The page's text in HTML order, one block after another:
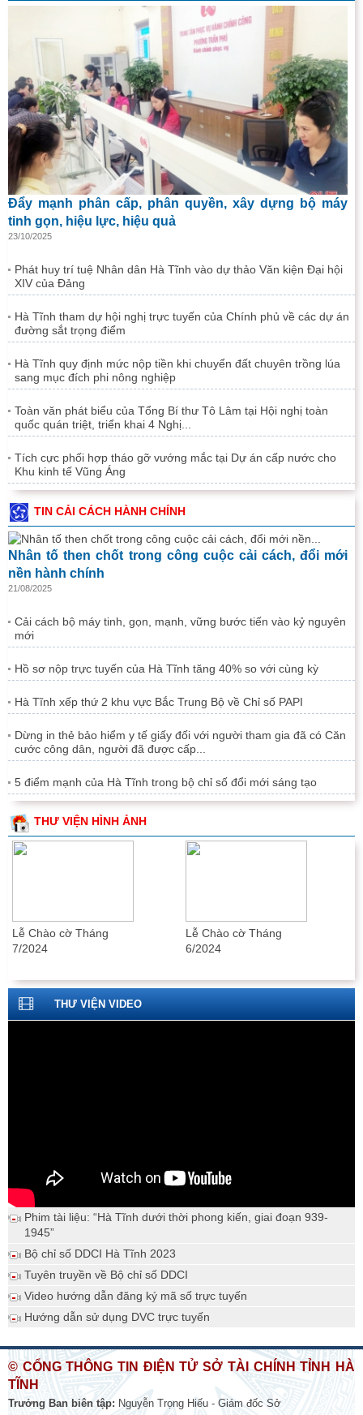
Đẩy mạnh phân cấp, phân quyền, xây dựng bộ máy
tinh gọn, hiệu lực, hiệu quả
23/10/2025
Phát huy trí tuệ Nhân dân Hà Tĩnh vào dự thảo Văn kiện Đại hội
XIV của Đảng
Hà Tĩnh tham dự hội nghị trực tuyến của Chính phủ về các dự án
đường sắt trọng điểm
Hà Tĩnh quy định mức nộp tiền khi chuyển đất chuyên trồng lúa
sang mục đích phi nông nghiệp
Toàn văn phát biểu của Tổng Bí thư Tô Lâm tại Hội nghị toàn
quốc quán triệt, triển khai 4 Nghị...
Tích cực phối hợp tháo gỡ vướng mắc tại Dự án cấp nước cho
Khu kinh tế Vũng Áng
TIN CẢI CÁCH HÀNH CHÍNH
Nhân tố then chốt trong công cuộc cải cách, đổi mới
nền hành chính
21/08/2025
Cải cách bộ máy tinh, gọn, mạnh, vững bước tiến vào kỷ nguyên
mới
Hồ sơ nộp trực tuyến của Hà Tĩnh tăng 40% so với cùng kỳ
Hà Tĩnh xếp thứ 2 khu vực Bắc Trung Bộ về Chỉ số PAPI
Dừng in thẻ bảo hiểm y tế giấy đối với người tham gia đã có Căn
cước công dân, người đã được cấp...
5 điểm mạnh của Hà Tĩnh trong bộ chỉ số đổi mới sáng tạo
THƯ VIỆN HÌNH ẢNH
Lễ Chào cờ Tháng
7/2024
Lễ Chào cờ Tháng
6/2024
THƯ VIỆN VIDEO
Phim tài liệu: “Hà Tĩnh dưới thời phong kiến, giai đoạn 939-
1945”
Bộ chỉ số DDCI Hà Tĩnh 2023
Tuyên truyền về Bộ chỉ số DDCI
Video hướng dẫn đăng ký mã số trực tuyến
Hướng dẫn sử dụng DVC trực tuyến
© CỔNG THÔNG TIN ĐIỆN TỬ SỞ TÀI CHÍNH TỈNH HÀ
TĨNH
Trưởng Ban biên tập: Nguyễn Trọng Hiếu - Giám đốc Sở